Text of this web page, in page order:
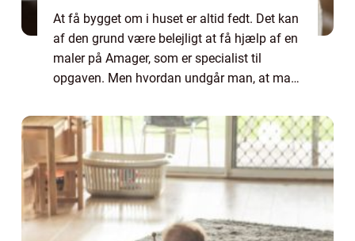
At få bygget om i huset er altid fedt. Det kan
af den grund være belejligt at få hjælp af en
maler på Amager, som er specialist til
opgaven. Men hvordan undgår man, at man